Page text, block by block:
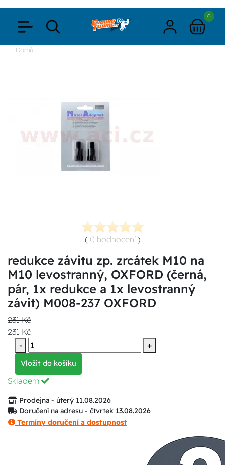
0
Domů
( 0 hodnocení )
redukce závitu zp. zrcátek M10 na
M10 levostranný, OXFORD (černá,
pár, 1x redukce a 1x levostranný
závit) M008-237 OXFORD
231 Kč
231 Kč
-
+
Vložit do košíku
Skladem
Prodejna - úterý 11.08.2026
Doručení na adresu - čtvrtek 13.08.2026
Termíny doručení a dostupnost